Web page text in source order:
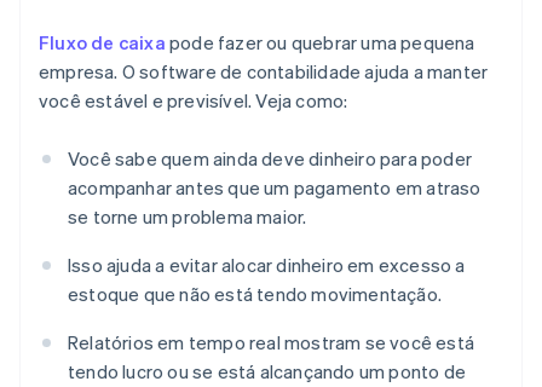
Fluxo de caixa pode fazer ou quebrar uma pequena
empresa. O software de contabilidade ajuda a manter
você estável e previsível. Veja como:
Você sabe quem ainda deve dinheiro para poder
acompanhar antes que um pagamento em atraso
se torne um problema maior.
Isso ajuda a evitar alocar dinheiro em excesso a
estoque que não está tendo movimentação.
Relatórios em tempo real mostram se você está
tendo lucro ou se está alcançando um ponto de